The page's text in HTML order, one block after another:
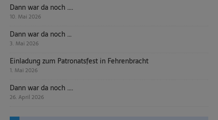
Dann war da noch ….
10. Mai 2026
Dann war da noch …
3. Mai 2026
Einladung zum Patronatsfest in Fehrenbracht
1. Mai 2026
Dann war da noch ….
26. April 2026